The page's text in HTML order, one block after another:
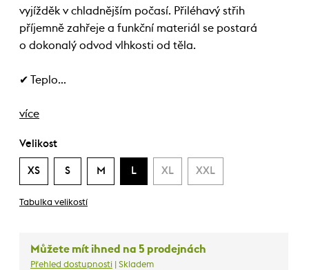
vyjížděk v chladnějším počasí. Přiléhavý střih
příjemně zahřeje a funkční materiál se postará
o dokonalý odvod vlhkosti od těla.
✔ Teplo…
více
Velikost
XS S M L XL XXL
Tabulka velikostí
Můžete mít ihned na 5 prodejnách
Přehled dostupnosti | Skladem